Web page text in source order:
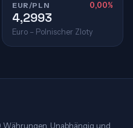
EUR/PLN 0,00%
4,2993
Euro – Polnischer Zloty
Unabhängig und